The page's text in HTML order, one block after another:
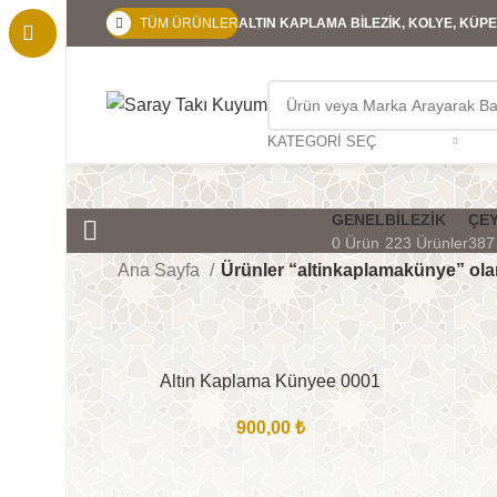
TÜM ÜRÜNLERALTIN KAPLAMA BİLEZİK, KOLYE,
KATEGORI SEÇ
GENEL
0 Ürün
BILEZIK
223 Ürünler
Ana Sayfa Ürünler “altinkaplamakünye”
Altın Kaplama Künyee 0001
900,00 ₺